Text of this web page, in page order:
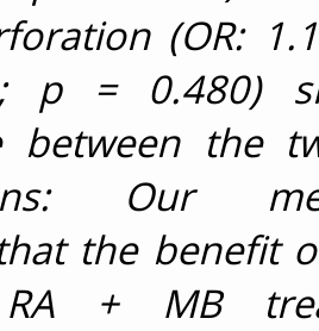
(OR:
p = 0.480)
between the
Our
the benefit
RA + MB